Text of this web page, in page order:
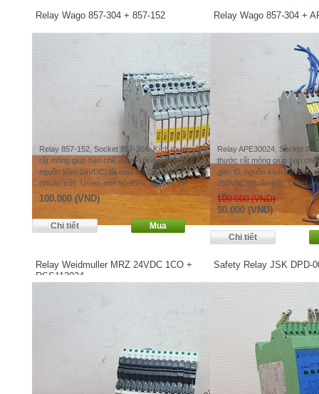
Relay Wago 857-304 + 857-152
Relay 857-152, Socket 857-304. Kích thước
rất mỏng giúp hạn chế được không gian tủ,
nguồn kích 24VDC, tải max 6A 250VAC
(thuần trở). Used, mới 90-95%, nguyên zin.
100.000 (VND)
Relay Wago 857-304 +
Relay APE30024, Socket
thước rất mỏng giúp hạn
gian tủ, nguồn kích 24VDC,
250VAC (thuần trở). Used,
zin.
100.000 (VND)
90.000 (VND)
Relay Weidmuller MRZ 24VDC 1CO +
RSS113024
Safety Relay JSK DPD-